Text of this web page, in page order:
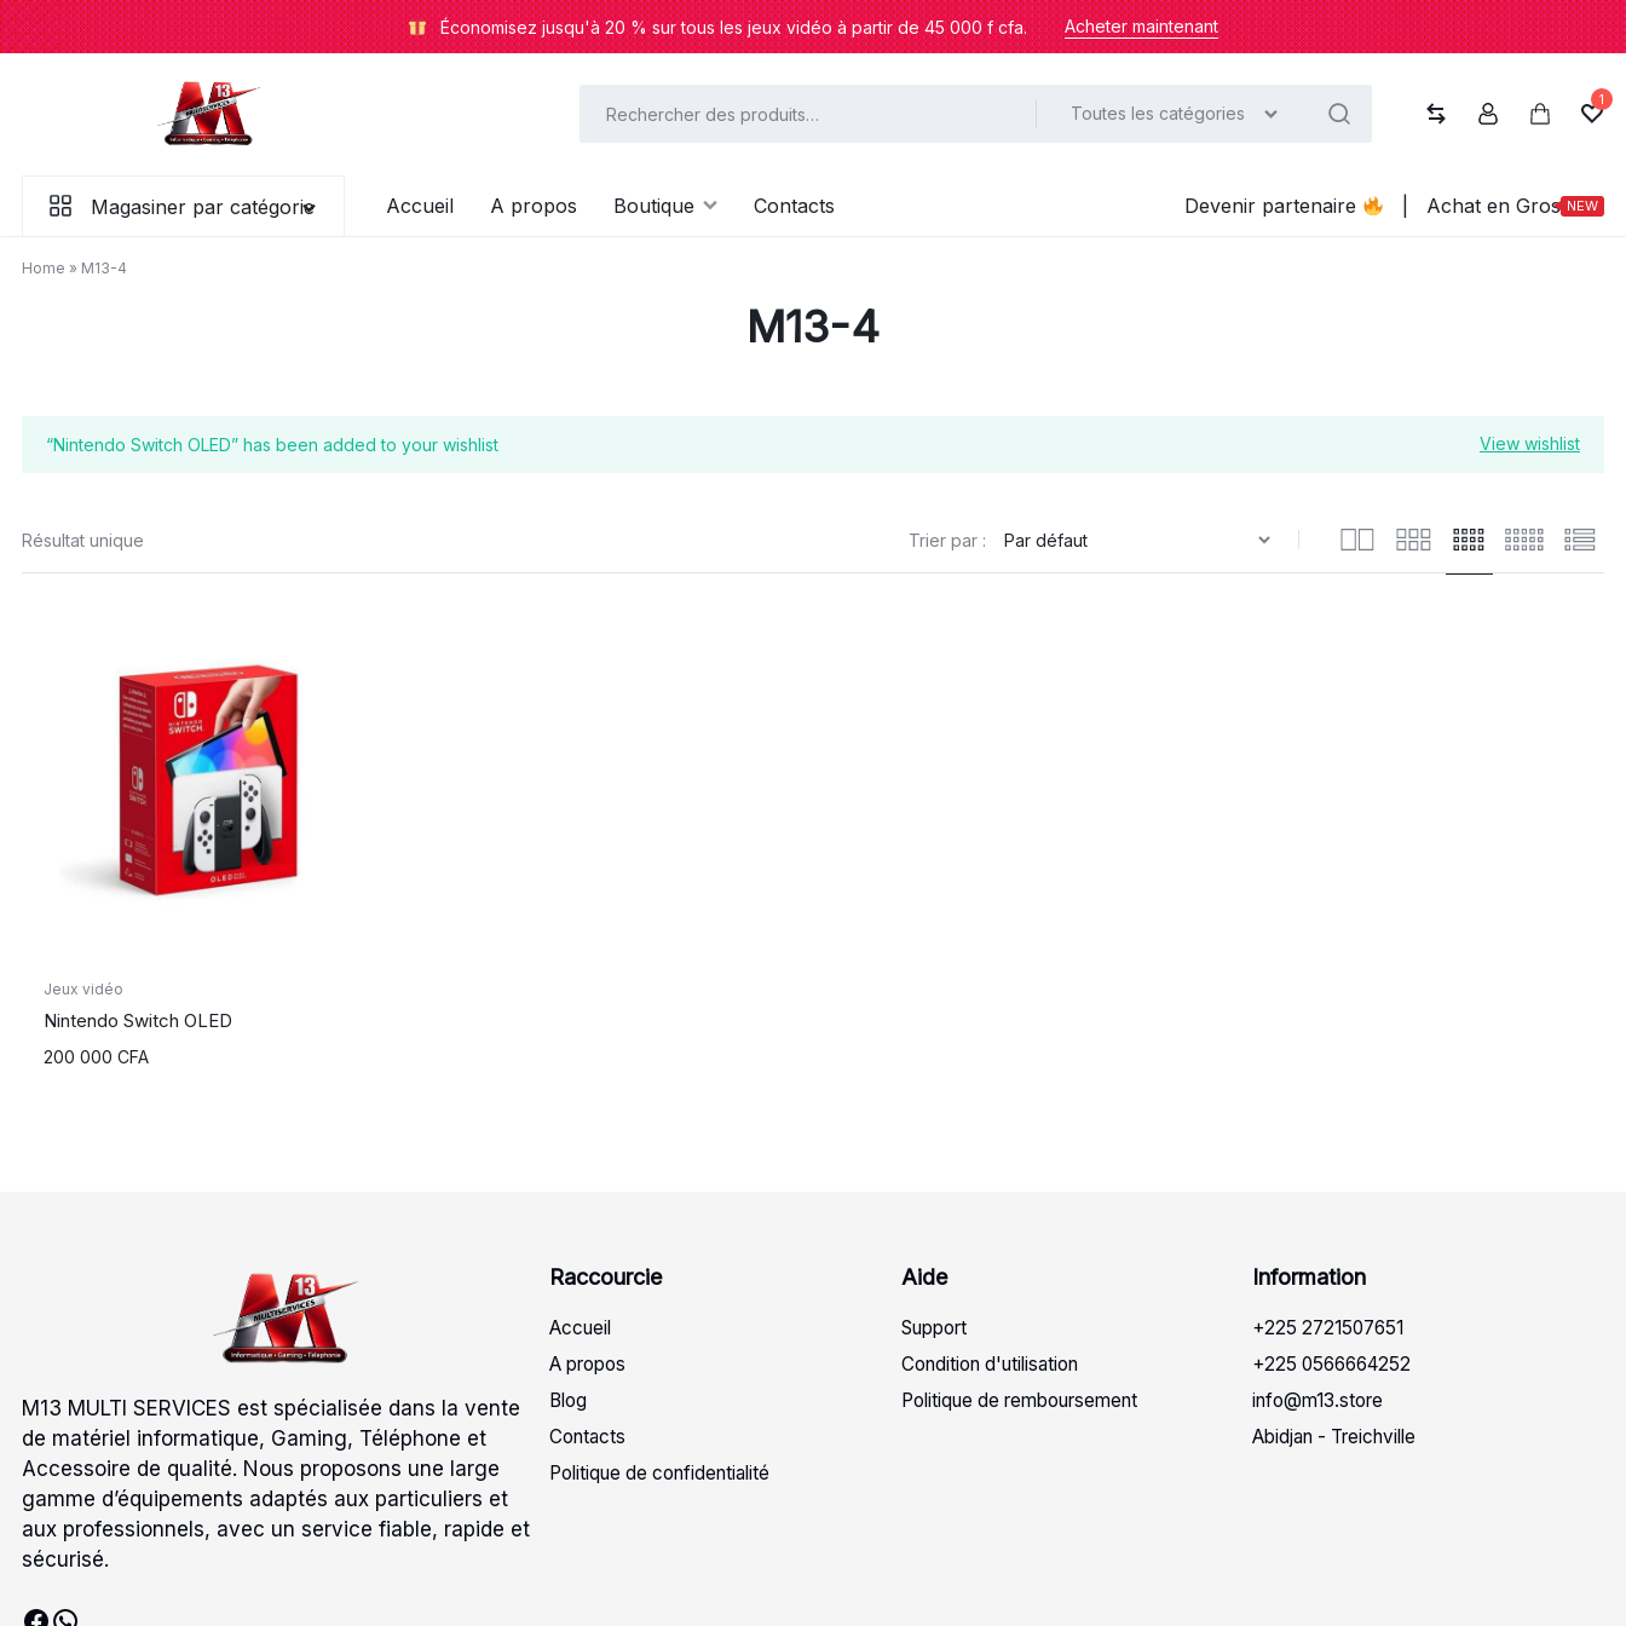
Aller
à/au
Économisez jusqu'à 20 % sur tous les jeux vidéo à partir de 45 000 f cfa. Acheter maintenant
de
Toutes les catégories
1
Magasiner par catégorie Accueil A propos Boutique Contacts Devenir partenaire Achat en Gros NEW
Home » M13-4
M13-4
View wishlist
“Nintendo Switch OLED” has been added to your wishlist
Résultat unique Trier par :
Jeux vidéo
Nintendo Switch OLED
200 000 CFA
M13 MULTI SERVICES est spécialisée dans la vente
de matériel informatique, Gaming, Téléphone et
Accessoire de qualité. Nous proposons une large
gamme d’équipements adaptés aux particuliers et
aux professionnels, avec un service fiable, rapide et
sécurisé.
Facebook WhatsApp
Raccourcie
Accueil
A propos
Blog
Contacts
Politique de confidentialité
Aide
Support
Condition d'utilisation
Politique de remboursement
Information
+225 2721507651
+225 0566664252
info@m13.store
Abidjan - Treichville